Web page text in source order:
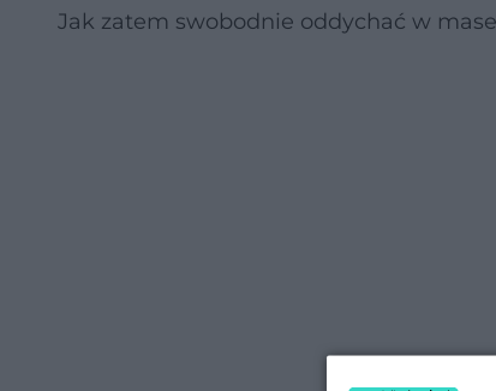
Jak zatem swobodnie oddychać w